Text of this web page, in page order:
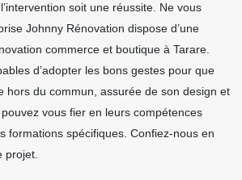
soit une réussite. Ne vous
Johnny Rénovation dispose d’une
commerce et boutique à Tarare.
d’adopter les bons gestes pour que
hors du commun, assurée de son design et
vous fier en leurs compétences
formations spécifiques. Confiez-nous en
projet.